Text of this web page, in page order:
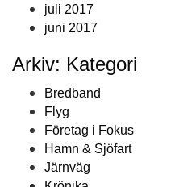
juli 2017
juni 2017
Arkiv: Kategori
Bredband
Flyg
Företag i Fokus
Hamn & Sjöfart
Järnväg